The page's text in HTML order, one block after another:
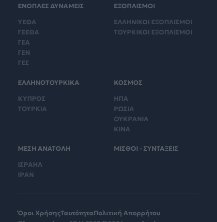
ΕΝΟΠΛΕΣ ΔΥΝΑΜΕΙΣ
ΥΕΘΑ
ΓΕΕΘΑ
ΓΕΑ
ΓΕΝ
ΓΕΣ
ΕΞΟΠΛΙΣΜΟΙ
ΕΛΛΗΝΙΚΟΙ ΕΞΟΠΛΙΣΜΟΙ
ΤΟΥΡΚΙΚΟΙ ΕΞΟΠΛΙΣΜΟΙ
ΕΛΛΗΝΟΤΟΥΡΚΙΚΑ
ΚΥΠΡΟΣ
ΤΟΥΡΚΙΑ
ΚΟΣΜΟΣ
ΗΠΑ
ΡΩΣΙΑ
ΟΥΚΡΑΝΙΑ
ΚΙΝΑ
ΜΕΣΗ ΑΝΑΤΟΛΗ
ΙΣΡΑΗΛ
ΙΡΑΝ
ΜΙΣΘΟΙ - ΣΥΝΤΑΞΕΙΣ
Όροι ΧρήσηςΤαυτότηταΠολιτική Απορρήτου